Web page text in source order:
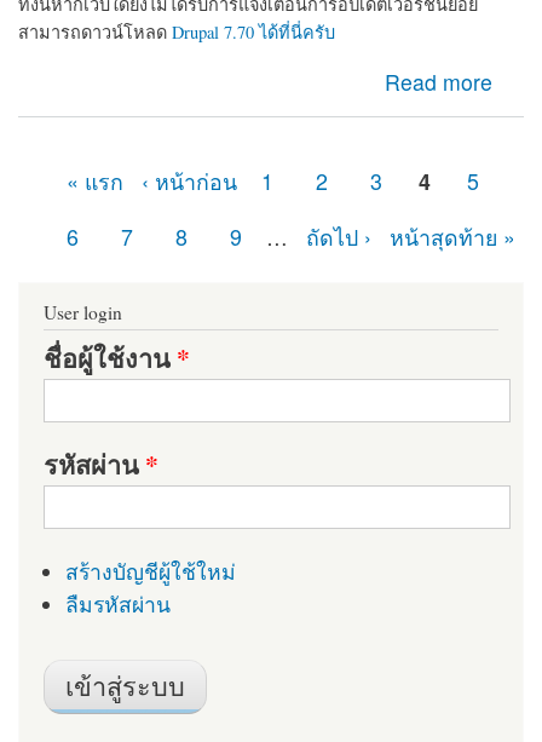
สามารถดาวน์โหลด Drupal 7.70 ได้ที่นี่ครับ
Read more
about ในที่สุดก็มา Drupal 7.70 ออกแล้ว เว็บไซต์ที่ใช้
Drupal 7 อย่าลืมอัปเดตเพื่อความปลอดภัย
« แรก ‹ หน้าก่อน 1 2 3 4
5
6
7 8 9 … ถัดไป › หน้าสุดท้าย »
User login
ชื่อผู้ใช้งาน*
รหัสผ่าน*
สร้างบัญชีผู้ใช้ใหม่
ลืมรหัสผ่าน